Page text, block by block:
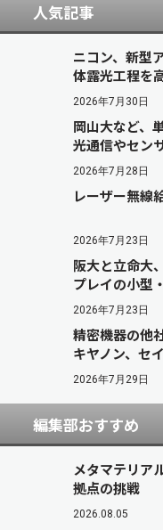
人気記事
ニコン、新型
体露光工程を
2026年7月30日
岡山大など、
光通信やセン
2026年7月28日
レーザー無線
2026年7月23日
阪大と立命大
プレイの小型
2026年7月23日
精密機器の他
キヤノン、セ
2026年7月29日
編集部おすすめ
メタマテリア
拠点の挑戦
2026.08.05